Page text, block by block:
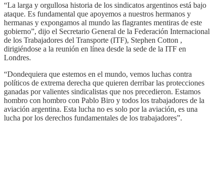
“La larga y orgullosa historia de los sindicatos argentinos está bajo
ataque. Es fundamental que apoyemos a nuestros hermanos y
hermanas y expongamos al mundo las flagrantes mentiras de este
gobierno”, dijo el Secretario General de la Federación Internacional
de los Trabajadores del Transporte (ITF), Stephen Cotton ,
dirigiéndose a la reunión en línea desde la sede de la ITF en
Londres.
“Dondequiera que estemos en el mundo, vemos luchas contra
políticos de extrema derecha que quieren derribar las protecciones
ganadas por valientes sindicalistas que nos precedieron. Estamos
hombro con hombro con Pablo Biro y todos los trabajadores de la
aviación argentina. Esta lucha no es solo por la aviación, es una
lucha por los derechos fundamentales de los trabajadores”.